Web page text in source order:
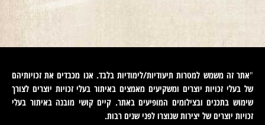
"אתר זה משמש למטרות תיעודיות/לימודיות בלבד. אנו מכבדים את זכויותיהם
של בעלי זכויות יוצרים ומשקיעים מאמצים באיתור בעלי זכויות יוצרים לצורך
שימוש בתכנים ובצילומים המופיעים באתר. קיים קושי מובנה באיתור בעלי
זכויות יוצרים של יצירות שנוצרו לפני שנים רבות.